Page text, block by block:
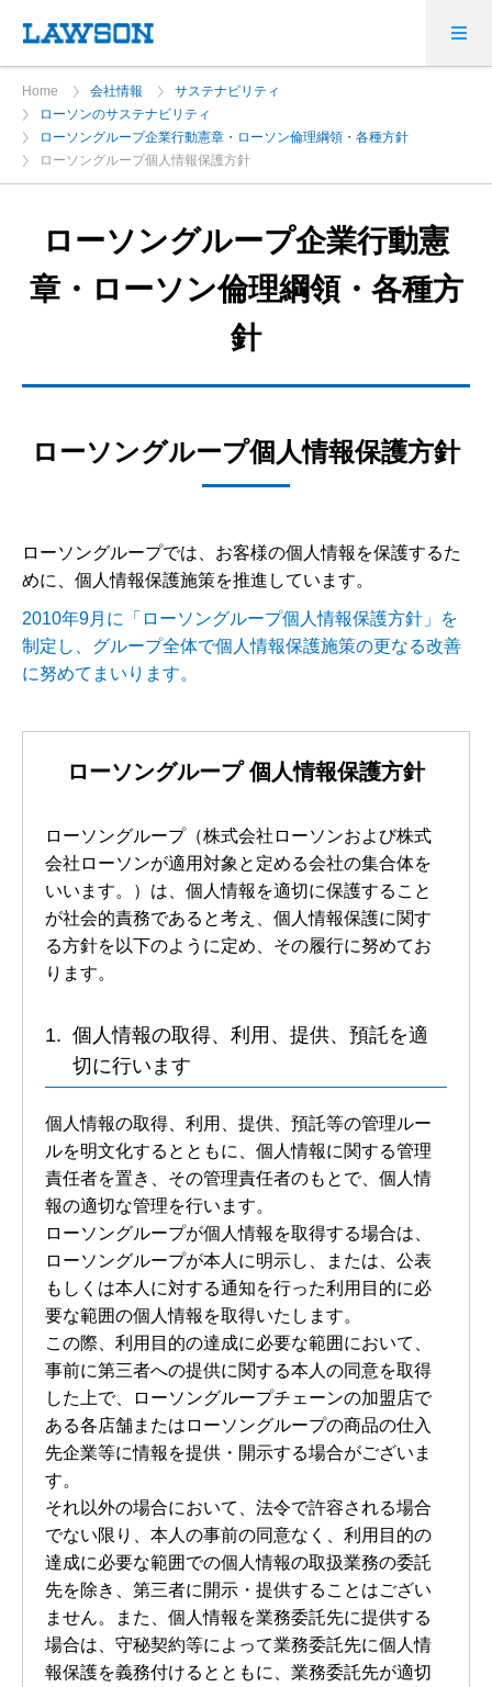
Home 会社情報
サステナビリティ
ローソンのサステナビリティ
ローソングループ企業行動憲章・ローソン倫理綱領・各種方針
ローソングループ個人情報保護方針
ローソングループ企業行動憲
章・ローソン倫理綱領・各種方
針
ローソングループ個人情報保護方針
ローソングループでは、お客様の個人情報を保護するた
めに、個人情報保護施策を推進しています。
2010年9月に「ローソングループ個人情報保護方針」を
制定し、グループ全体で個人情報保護施策の更なる改善
に努めてまいります。
ローソングループ 個人情報保護方針
ローソングループ（株式会社ローソンおよび株式
会社ローソンが適用対象と定める会社の集合体を
いいます。）は、個人情報を適切に保護すること
が社会的責務であると考え、個人情報保護に関す
る方針を以下のように定め、その履行に努めてお
ります。
個人情報の取得、利用、提供、預託を適
切に行います
個人情報の取得、利用、提供、預託等の管理ルー
ルを明文化するとともに、個人情報に関する管理
責任者を置き、その管理責任者のもとで、個人情
報の適切な管理を行います。
ローソングループが個人情報を取得する場合は、
ローソングループが本人に明示し、または、公表
もしくは本人に対する通知を行った利用目的に必
要な範囲の個人情報を取得いたします。
この際、利用目的の達成に必要な範囲において、
事前に第三者への提供に関する本人の同意を取得
した上で、ローソングループチェーンの加盟店で
ある各店舗またはローソングループの商品の仕入
先企業等に情報を提供・開示する場合がございま
す。
それ以外の場合において、法令で許容される場合
でない限り、本人の事前の同意なく、利用目的の
達成に必要な範囲での個人情報の取扱業務の委託
先を除き、第三者に開示・提供することはござい
ません。また、個人情報を業務委託先に提供する
場合は、守秘契約等によって業務委託先に個人情
報保護を義務付けるとともに、業務委託先が適切